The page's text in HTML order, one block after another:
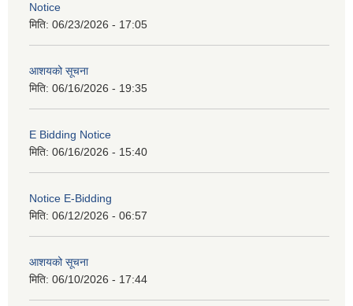
Notice
मिति: 06/23/2026 - 17:05
आशयको सूचना
मिति: 06/16/2026 - 19:35
E Bidding Notice
मिति: 06/16/2026 - 15:40
Notice E-Bidding
मिति: 06/12/2026 - 06:57
आशयको सूचना
मिति: 06/10/2026 - 17:44